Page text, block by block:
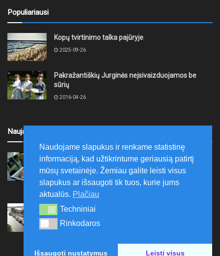
Populiariausi
Kopų tvirtinimo talka pajūryje
2025-09-26
Pakražantiškių Jurginės neįsivaizduojamos be
sūrių
2016-04-26
Naujausi
Ryšių reguliavimo tarnyba kviečia stiprinti
skaitmeninį raštingumą – pristatomos
nemokamos skaitmeninės pamokos
Ernesto Galvanausko bulvaro atnaujinimas
Klaipėdoje juda į priekį
Naudojame slapukus ir renkame statistinę
informaciją, kad užtikrintume geriausią patirtį
mūsų svetainėje. Žemiau galite leisti visus
slapukus ar išsaugoti tik tuos, kurie jums
aktualūs. Plačiau
Techniniai
Techniniai
Rinkodaros
Rinkodaros
Išsaugoti nustatymus Leisti visus